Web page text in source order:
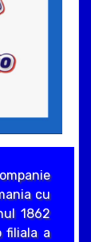
cu
1862
filiala a